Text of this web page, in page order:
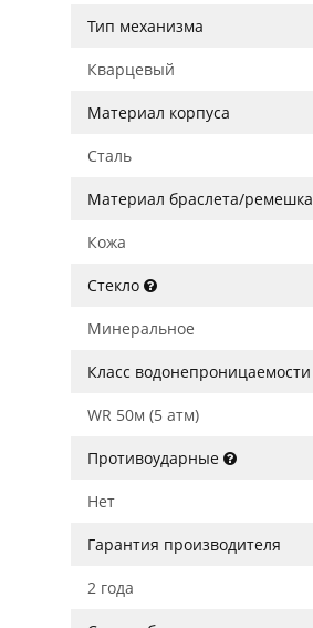
Тип механизма
Кварцевый
Материал корпуса
Сталь
Материал браслета/ремешка
Кожа
Стекло
Минеральное
Класс водонепроницаемости
WR 50м (5 атм)
Противоударные
Нет
Гарантия производителя
2 года